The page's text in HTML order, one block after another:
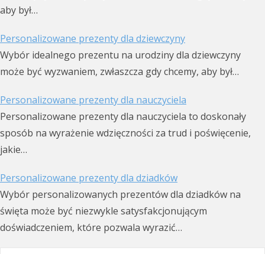
aby był…
Personalizowane prezenty dla dziewczyny
Wybór idealnego prezentu na urodziny dla dziewczyny
może być wyzwaniem, zwłaszcza gdy chcemy, aby był…
Personalizowane prezenty dla nauczyciela
Personalizowane prezenty dla nauczyciela to doskonały
sposób na wyrażenie wdzięczności za trud i poświęcenie,
jakie…
Personalizowane prezenty dla dziadków
Wybór personalizowanych prezentów dla dziadków na
święta może być niezwykle satysfakcjonującym
doświadczeniem, które pozwala wyrazić…